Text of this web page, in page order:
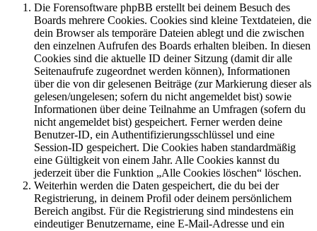
Die Forensoftware phpBB erstellt bei deinem Besuch des
Boards mehrere Cookies. Cookies sind kleine Textdateien, die
dein Browser als temporäre Dateien ablegt und die zwischen
den einzelnen Aufrufen des Boards erhalten bleiben. In diesen
Cookies sind die aktuelle ID deiner Sitzung (damit dir alle
Seitenaufrufe zugeordnet werden können), Informationen
über die von dir gelesenen Beiträge (zur Markierung dieser als
gelesen/ungelesen; sofern du nicht angemeldet bist) sowie
Informationen über deine Teilnahme an Umfragen (sofern du
nicht angemeldet bist) gespeichert. Ferner werden deine
Benutzer-ID, ein Authentifizierungsschlüssel und eine
Session-ID gespeichert. Die Cookies haben standardmäßig
eine Gültigkeit von einem Jahr. Alle Cookies kannst du
jederzeit über die Funktion „Alle Cookies löschen“ löschen.
Weiterhin werden die Daten gespeichert, die du bei der
Registrierung, in deinem Profil oder deinem persönlichem
Bereich angibst. Für die Registrierung sind mindestens ein
eindeutiger Benutzername, eine E-Mail-Adresse und ein